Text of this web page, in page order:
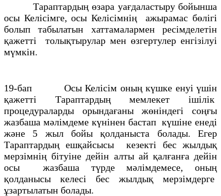
Тараптардың өзара уағдаластыру бойынша
осы Келісімге, осы Келісімнің ажырамас бөлігі
болып табылатын хаттамалармен ресімделетін
қажетті толықтырулар мен өзгертулер енгізілуі
мүмкін.
19-бап Осы Келісім оның күшке енуі үшін
қажетті Тараптардың мемлекет ішілік
процедураларды орындағаны жөніндегі соңғы
жазбаша мәлімдеме күнінен бастап күшіне енеді
және 5 жыл бойы қолданыста болады. Егер
Тараптардың ешқайсысы кезекті бес жылдық
мерзімнің бітуіне дейін алты ай қалғанға дейін
осы жазбаша түрде мәлімдемесе, оның
қолданысы келесі бес жылдық мерзімдерге
ұзартылатын болады.